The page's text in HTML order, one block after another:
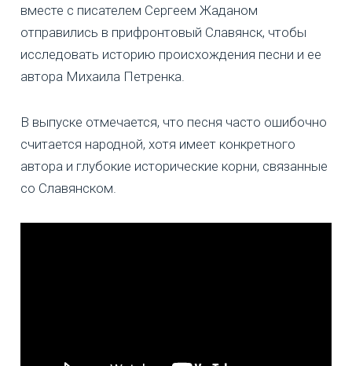
вместе с писателем Сергеем Жаданом
отправились в прифронтовый Славянск, чтобы
исследовать историю происхождения песни и ее
автора Михаила Петренка.
В выпуске отмечается, что песня часто ошибочно
считается народной, хотя имеет конкретного
автора и глубокие исторические корни, связанные
со Славянском.